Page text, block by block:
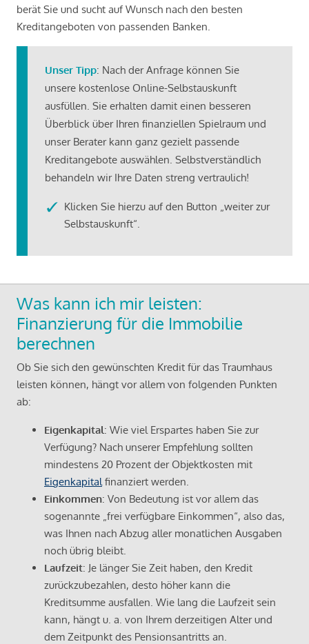
berät Sie und sucht auf Wunsch nach den besten
Kreditangeboten von passenden Banken.
Unser Tipp: Nach der Anfrage können Sie
unsere kostenlose Online-Selbstauskunft
ausfüllen. Sie erhalten damit einen besseren
Überblick über Ihren finanziellen Spielraum und
unser Berater kann ganz gezielt passende
Kreditangebote auswählen. Selbstverständlich
behandeln wir Ihre Daten streng vertraulich!
Klicken Sie hierzu auf den Button „weiter zur
Selbstauskunft“.
Was kann ich mir leisten:
Finanzierung für die Immobilie
berechnen
Ob Sie sich den gewünschten Kredit für das Traumhaus
leisten können, hängt vor allem von folgenden Punkten
ab:
Eigenkapital: Wie viel Erspartes haben Sie zur
Verfügung? Nach unserer Empfehlung sollten
mindestens 20 Prozent der Objektkosten mit
Eigenkapital finanziert werden.
Einkommen: Von Bedeutung ist vor allem das
sogenannte „frei verfügbare Einkommen“, also das,
was Ihnen nach Abzug aller monatlichen Ausgaben
noch übrig bleibt.
Laufzeit: Je länger Sie Zeit haben, den Kredit
zurückzubezahlen, desto höher kann die
Kreditsumme ausfallen. Wie lang die Laufzeit sein
kann, hängt u. a. von Ihrem derzeitigen Alter und
dem Zeitpunkt des Pensionsantritts an.